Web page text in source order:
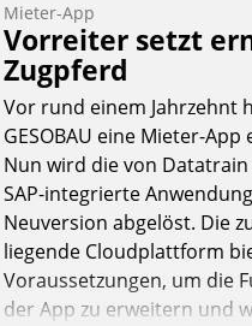
und Verwaltung von
operativen Instandhaltung
Systemlandschaft deutscher
Wohnungsunternehmen –
beschleunigt damit den
Mieteranliegen zum
Nadja Hußmann
Mieter-App
Vorreiter setzt
Zugpferd
Vor rund einem Jahrzehnt
GESOBAU eine Mieter-
Nun wird die von
SAP-integrierte
Neuversion abgelöst. Die
liegende Cloudplattform
Voraussetzungen, um die
der App zu erweitern und